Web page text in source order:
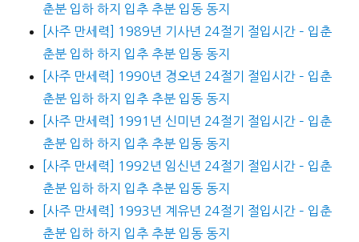
춘분 입하 하지 입추 추분 입동 동지
[사주 만세력] 1989년 기사년 24절기 절입시간 – 입춘
춘분 입하 하지 입추 추분 입동 동지
[사주 만세력] 1990년 경오년 24절기 절입시간 – 입춘
춘분 입하 하지 입추 추분 입동 동지
[사주 만세력] 1991년 신미년 24절기 절입시간 – 입춘
춘분 입하 하지 입추 추분 입동 동지
[사주 만세력] 1992년 임신년 24절기 절입시간 – 입춘
춘분 입하 하지 입추 추분 입동 동지
[사주 만세력] 1993년 계유년 24절기 절입시간 – 입춘
춘분 입하 하지 입추 추분 입동 동지